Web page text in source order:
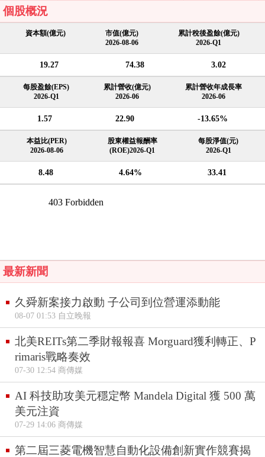
個股概況
資本額(億元)
市值(億元)
2026-08-06
累計稅後盈餘(億元)
2026-Q1
19.27 74.38 3.02
每股盈餘(EPS)
2026-Q1
累計營收(億元)
2026-06
累計營收年成長率
2026-06
1.57 22.90 -13.65%
本益比(PER)
2026-08-06
股東權益報酬率
(ROE)2026-Q1
每股淨值(元)
2026-Q1
8.48 4.64% 33.41
最新新聞
久舜新案接力啟動 子公司到位營運添動能
08-07 01:53 自立晚報
北美REITs第二季財報報喜 Morguard獲利轉正、P
rimaris戰略奏效
07-30 12:54 商傳媒
AI 科技助攻美元穩定幣 Mandela Digital 獲 500 萬
美元注資
07-29 14:06 商傳媒
第二屆三菱電機智慧自動化設備創新實作競賽揭